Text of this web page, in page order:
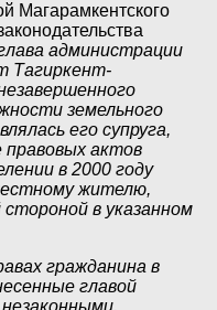
Магарамкентского
администрации
Тагиркент-
земельного
его супруга,
актов
в 2000 году
жителю,
в указанном
гражданина в
главой